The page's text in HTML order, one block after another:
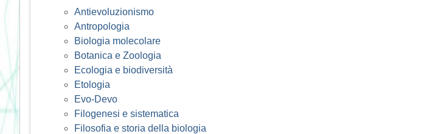
Antievoluzionismo
Antropologia
Biologia molecolare
Botanica e Zoologia
Ecologia e biodiversità
Etologia
Evo-Devo
Filogenesi e sistematica
Filosofia e storia della biologia